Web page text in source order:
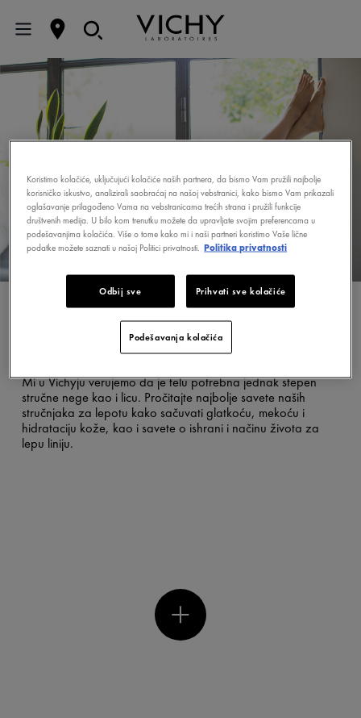
NEGA TELA
Losioni, kreme, balzami, gelovi, maslaci...kad je reč o nezi
Mi u Vichyju verujemo da je telu potrebna jednak stepen
stručne nege kao i licu. Pročitajte najbolje savete naših
stručnjaka za lepotu kako sačuvati glatkoću, mekoću i
hidrataciju kože, kao i savete o ishrani i načinu života za
lepu liniju.
Koristimo kolačiće, uključujući kolačiće naših partnera, da bismo Vam pružili najbolje
korisničko iskustvo, analizirali saobraćaj na našoj vebstranici, kako bismo Vam prikazali
oglašavanje prilagođeno Vama na vebstranicama trećih strana i pružili funkcije
društvenih medija. U bilo kom trenutku možete da upravljate svojim preferencama u
podešavanjima kolačića. Više o tome kako mi i naši partneri koristimo Vaše lične
podatke možete saznati u našoj Politici privatnosti. Politika privatnosti
Odbij sve Prihvati sve kolačiće
Podešavanja kolačića